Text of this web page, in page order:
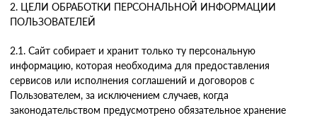
2. ЦЕЛИ ОБРАБОТКИ ПЕРСОНАЛЬНОЙ ИНФОРМАЦИИ
ПОЛЬЗОВАТЕЛЕЙ
2.1. Сайт собирает и хранит только ту персональную
информацию, которая необходима для предоставления
сервисов или исполнения соглашений и договоров с
Пользователем, за исключением случаев, когда
законодательством предусмотрено обязательное хранение